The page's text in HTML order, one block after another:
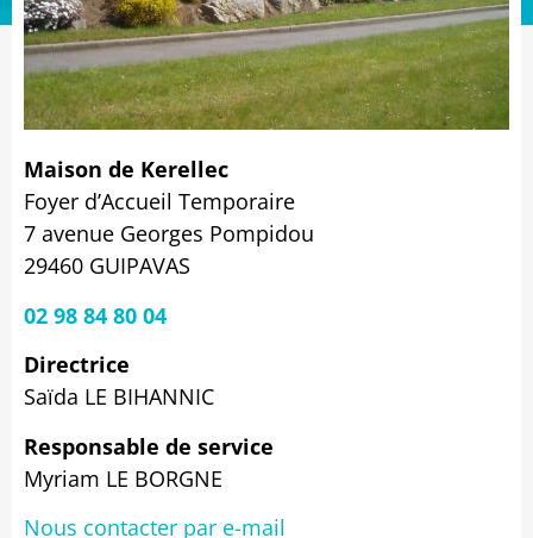
Maison de Kerellec
Foyer d’Accueil Temporaire
7 avenue Georges Pompidou
29460 GUIPAVAS
02 98 84 80 04
Directrice
Saïda LE BIHANNIC
Responsable de service
Myriam LE BORGNE
Nous contacter par e-mail